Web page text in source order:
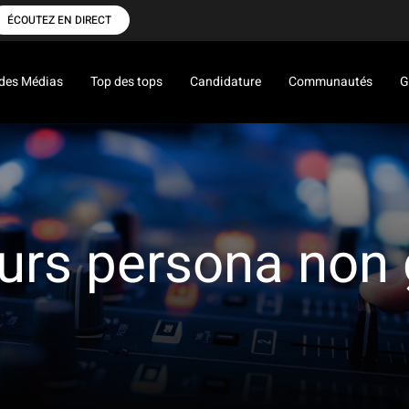
ÉCOUTEZ EN DIRECT
Médias Top des tops Candidature Communautés
persona non